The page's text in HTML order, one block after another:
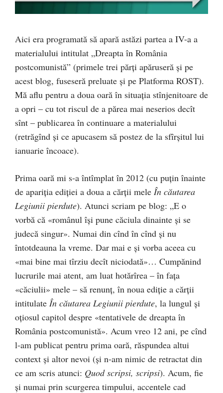
Aici era programată să apară astăzi partea a IV-a a
materialului intitulat „Dreapta în România
postcomunistă” (primele trei părți apăruseră și pe
acest blog, fuseseră preluate și pe Platforma ROST).
Mă aflu pentru a doua oară în situația stînjenitoare de
a opri – cu tot riscul de a părea mai neserios decît
sînt – publicarea în continuare a materialului
(retrăgînd și ce apucasem să postez de la sfîrșitul lui
ianuarie încoace).
Prima oară mi s-a întîmplat în 2012 (cu puțin înainte
de apariția ediției a doua a cărții mele În căutarea
Legiunii pierdute). Atunci scriam pe blog: „E o
vorbă că «românul îşi pune căciula dinainte şi se
judecă singur». Numai din cînd în cînd şi nu
întotdeauna la vreme. Dar mai e şi vorba aceea cu
«mai bine mai tîrziu decît niciodată»… Cumpănind
lucrurile mai atent, am luat hotărîrea – în faţa
«căciulii» mele – să renunţ, în noua ediţie a cărţii
intitulate În căutarea Legiunii pierdute, la lungul şi
oţiosul capitol despre «tentativele de dreapta în
România postcomunistă». Acum vreo 12 ani, pe cînd
l-am publicat pentru prima oară, răspundea altui
context şi altor nevoi (şi n-am nimic de retractat din
ce am scris atunci: Quod scripsi, scripsi). Acum, fie
şi numai prin scurgerea timpului, accentele cad